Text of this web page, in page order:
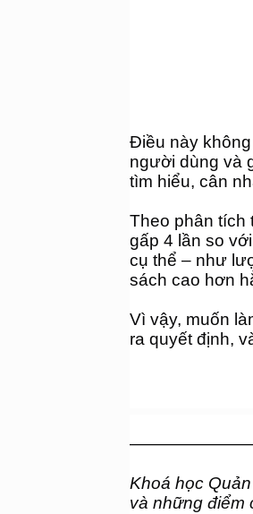
Điều này
người dùng và
tìm hiểu, cân
Theo phân tích
gấp 4 lần so
cụ thể – như
sách cao hơn
Vì vậy, muốn
ra quyết định,
Khoá học
và những điểm